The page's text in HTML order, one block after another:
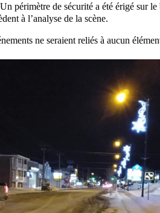
périmètre de sécurité a été érigé sur
à l’analyse de la scène.
ne seraient reliés à aucun